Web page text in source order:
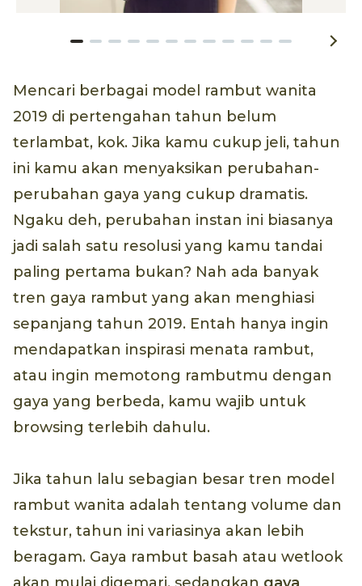
Mencari berbagai model rambut wanita
2019 di pertengahan tahun belum
terlambat, kok. Jika kamu cukup jeli, tahun
ini kamu akan menyaksikan perubahan-
perubahan gaya yang cukup dramatis.
Ngaku deh, perubahan instan ini biasanya
jadi salah satu resolusi yang kamu tandai
paling pertama bukan? Nah ada banyak
tren gaya rambut yang akan menghiasi
sepanjang tahun 2019. Entah hanya ingin
mendapatkan inspirasi menata rambut,
atau ingin memotong rambutmu dengan
gaya yang berbeda, kamu wajib untuk
browsing terlebih dahulu.
Jika tahun lalu sebagian besar tren model
rambut wanita adalah tentang volume dan
tekstur, tahun ini variasinya akan lebih
beragam. Gaya rambut basah atau wetlook